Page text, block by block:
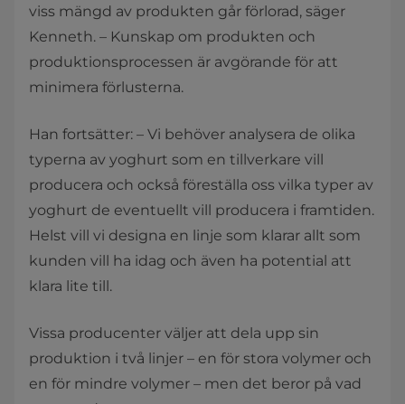
viss mängd av produkten går förlorad, säger
Kenneth. – Kunskap om produkten och
produktionsprocessen är avgörande för att
minimera förlusterna.
Han fortsätter: – Vi behöver analysera de olika
typerna av yoghurt som en tillverkare vill
producera och också föreställa oss vilka typer av
yoghurt de eventuellt vill producera i framtiden.
Helst vill vi designa en linje som klarar allt som
kunden vill ha idag och även ha potential att
klara lite till.
Vissa producenter väljer att dela upp sin
produktion i två linjer – en för stora volymer och
en för mindre volymer – men det beror på vad